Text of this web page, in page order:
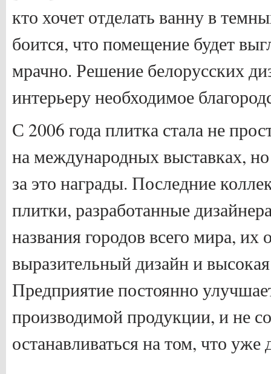
кто хочет отделать ванну в
боится, что помещение будет
мрачно. Решение белорусских
интерьеру необходимое
С 2006 года плитка стала не
на международных выставках,
за это награды. Последние
плитки, разработанные
названия городов всего мира, их
выразительный дизайн и
Предприятие постоянно
производимой продукции, и не
останавливаться на том, что уже